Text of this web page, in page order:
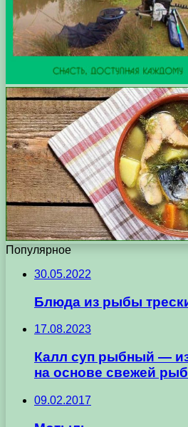
Популярное
30.05.2022
Блюда из рыбы
17.08.2023
Калл суп рыбный —
на основе свежей
09.02.2017